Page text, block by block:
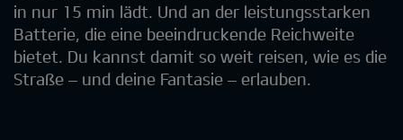
in nur 15 min lädt. Und an der leistungsstarken
Batterie, die eine beeindruckende Reichweite
bietet. Du kannst damit so weit reisen, wie es die
Straße – und deine Fantasie – erlauben.